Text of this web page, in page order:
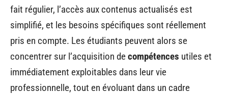
fait régulier, l’accès aux contenus actualisés est
simplifié, et les besoins spécifiques sont réellement
pris en compte. Les étudiants peuvent alors se
concentrer sur l’acquisition decompétences utiles et
immédiatement exploitables dans leur vie
professionnelle, tout en évoluant dans un cadre